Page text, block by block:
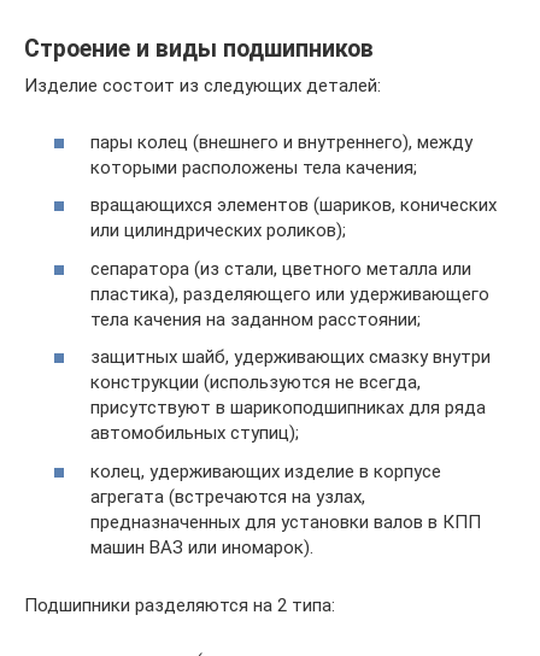
Строение и виды подшипников
Изделие состоит из следующих деталей:
пары колец (внешнего и внутреннего), между
которыми расположены тела качения;
вращающихся элементов (шариков, конических
или цилиндрических роликов);
сепаратора (из стали, цветного металла или
пластика), разделяющего или удерживающего
тела качения на заданном расстоянии;
защитных шайб, удерживающих смазку внутри
конструкции (используются не всегда,
присутствуют в шарикоподшипниках для ряда
автомобильных ступиц);
колец, удерживающих изделие в корпусе
агрегата (встречаются на узлах,
предназначенных для установки валов в КПП
машин ВАЗ или иномарок).
Подшипники разделяются на 2 типа: